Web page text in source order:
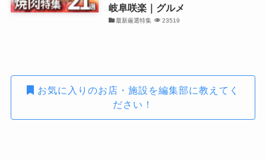
岐阜咲楽｜グルメ
最新厳選特集 23519
お気に入りのお店・施設を編集部に教えてく
ださい！